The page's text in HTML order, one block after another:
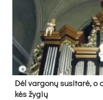
Dėl var­go­nų su­si­ta­rė,
kės žy­gių